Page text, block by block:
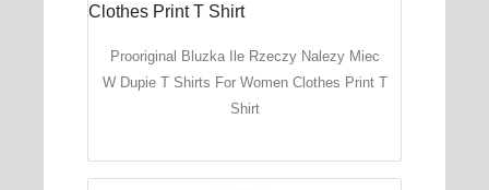
Prooriginal Bluzka Ile Rzeczy Nalezy Miec
W Dupie T Shirts For Women Clothes Print T
Shirt